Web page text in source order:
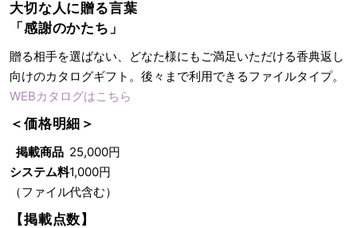
大切な人に贈る言葉
「感謝のかたち」
贈る相手を選ばない、どなた様にもご満足いただける香典返し
向けのカタログギフト。後々まで利用できるファイルタイプ。
WEBカタログはこちら
＜価格明細＞
掲載商品 25,000円
システム料1,000円
（ファイル代含む）
【掲載点数】